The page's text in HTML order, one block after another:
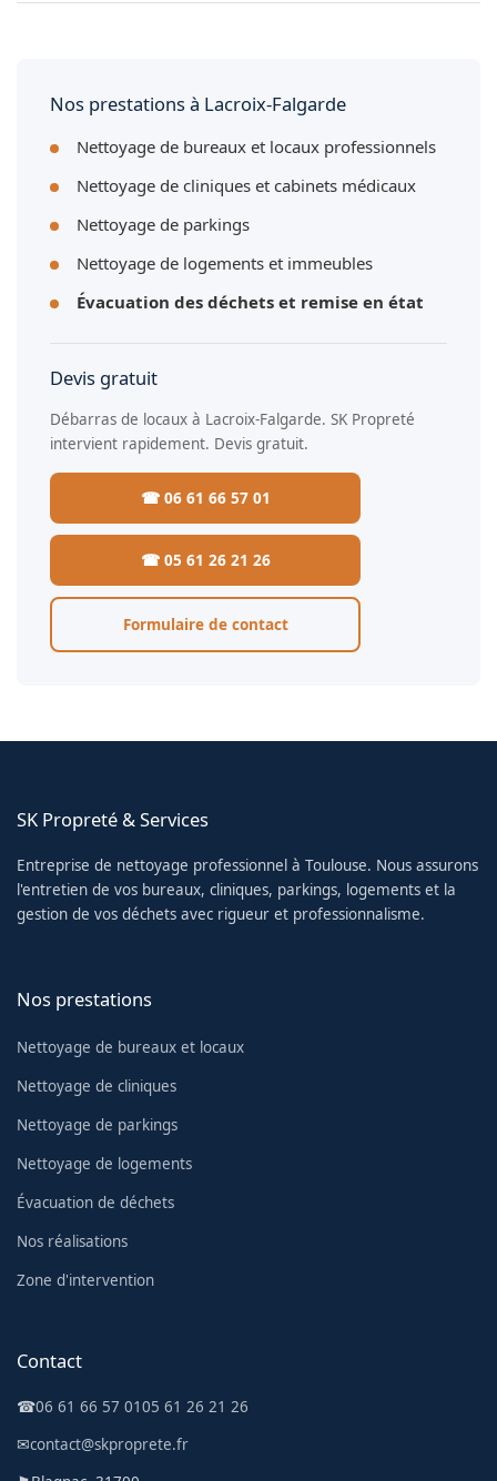
Nos prestations à Lacroix-Falgarde
Nettoyage de bureaux et locaux professionnels
Nettoyage de cliniques et cabinets médicaux
Nettoyage de parkings
Nettoyage de logements et immeubles
Évacuation des déchets et remise en état
Devis gratuit
Débarras de locaux à Lacroix-Falgarde. SK Propreté
intervient rapidement. Devis gratuit.
☎ 06 61 66 57 01
☎ 05 61 26 21 26
Formulaire de contact
SK Propreté & Services
Entreprise de nettoyage professionnel à Toulouse. Nous assurons
l'entretien de vos bureaux, cliniques, parkings, logements et la
gestion de vos déchets avec rigueur et professionnalisme.
Nos prestations
Nettoyage de bureaux et locaux
Nettoyage de cliniques
Nettoyage de parkings
Nettoyage de logements
Évacuation de déchets
Nos réalisations
Zone d'intervention
Contact
☎06 61 66 57 0105 61 26 21 26
✉contact@skproprete.fr